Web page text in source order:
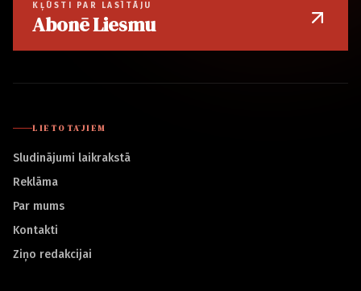
KĻŪSTI PAR LASĪTĀJU
Abonē Liesmu
LIETOTĀJIEM
Sludinājumi laikrakstā
Reklāma
Par mums
Kontakti
Ziņo redakcijai